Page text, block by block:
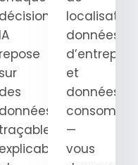
décision
IA
repose
sur
des
données
traçables,
explicables
données
et
données
—
vous